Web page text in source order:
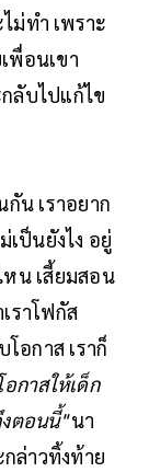
ม่ทำ เพราะ
พื่อนเขา
ลับไปแก้ไข
กัน เราอยาก
เป็นยังไง อยู่
หน เสี้ยมสอน
ราโฟกัส
โอกาส เราก็
กาสให้เด็ก
ตอนนี้"นา
ล่าวทิ้งท้าย